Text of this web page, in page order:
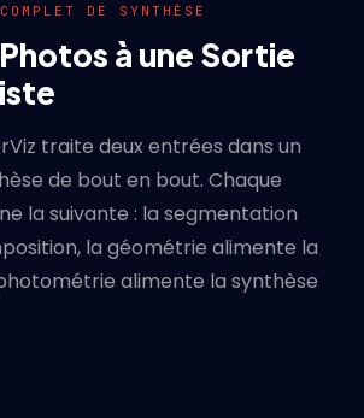
DE SYNTHÈSE
à une Sortie
traite deux entrées dans un
de bout en bout. Chaque
la suivante : la segmentation
la géométrie alimente la
alimente la synthèse